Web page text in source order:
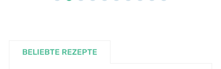
BELIEBTE REZEPTE